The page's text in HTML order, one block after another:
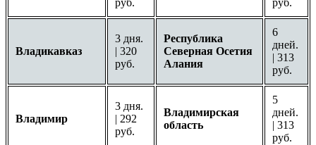
руб.
руб.
Владикавказ
3 дня.
| 320
руб.
Республика
Северная Осетия
Алания
6
дней.
| 313
руб.
Владимир
3 дня.
| 292
руб.
Владимирская
область
5
дней.
| 313
руб.